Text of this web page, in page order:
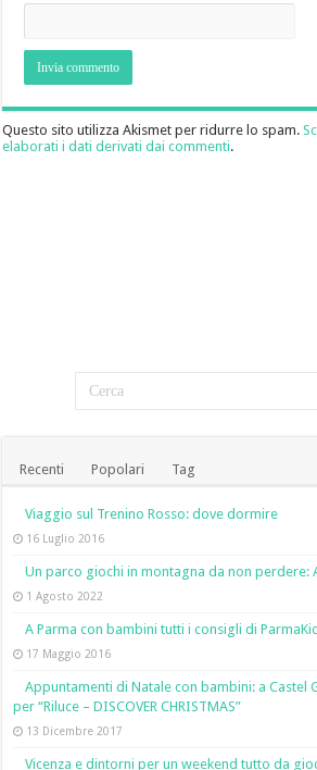
Questo sito utilizza Akismet per ridurre lo spam.
elaborati i dati derivati dai commenti.
Recenti Popolari Tag
Viaggio sul Trenino Rosso: dove dormire
16 Luglio 2016
Un parco giochi in montagna da non perdere:
1 Agosto 2022
A Parma con bambini tutti i consigli di
17 Maggio 2016
Appuntamenti di Natale con bambini: a Castel
per “Riluce – DISCOVER CHRISTMAS”
13 Dicembre 2017
Vicenza e dintorni per un weekend tutto da